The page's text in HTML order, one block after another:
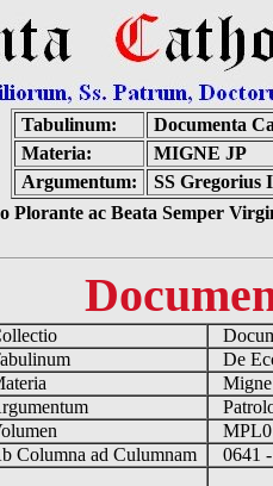
Tabulinum:
Documenta
Materia:
MIGNE JP
Argumentum:
SS Gregorius
Plorante ac Beata Semper
De
Columna ad Culumnam
0641